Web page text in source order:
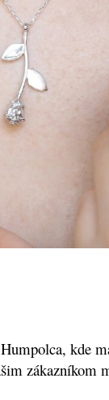
kde
zákazníkom